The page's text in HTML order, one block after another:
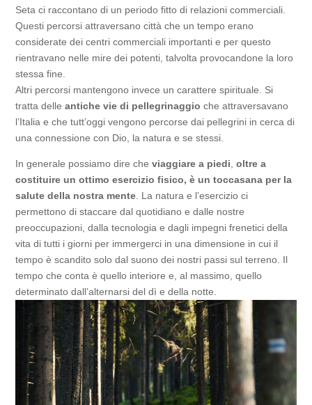
Seta ci raccontano di un periodo fitto di relazioni commerciali.
Questi percorsi attraversano città che un tempo erano
considerate dei centri commerciali importanti e per questo
rientravano nelle mire dei potenti, talvolta provocandone la loro
stessa fine.
Altri percorsi mantengono invece un carattere spirituale. Si
tratta delleantiche vie di pellegrinaggio che attraversavano
l’Italia e che tutt’oggi vengono percorse dai pellegrini in cerca di
una connessione con Dio, la natura e se stessi.
In generale possiamo dire che viaggiare a piedi ,oltre a
costituire un ottimo esercizio fisico, è un toccasana per la
salute della nostra mente . La natura e l’esercizio ci
permettono di staccare dal quotidiano e dalle nostre
preoccupazioni, dalla tecnologia e dagli impegni frenetici della
vita di tutti i giorni per immergerci in una dimensione in cui il
tempo è scandito solo dal suono dei nostri passi sul terreno. Il
tempo che conta è quello interiore e, al massimo, quello
determinato dall’alternarsi del dì e della notte.